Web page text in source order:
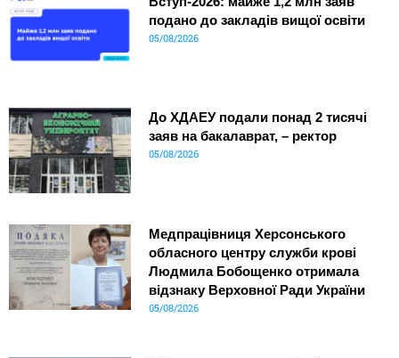
подано до закладів вищої освіти
05/08/2026
До ХДАЕУ подали понад 2 тисячі
заяв на бакалаврат, – ректор
05/08/2026
Медпрацівниця Херсонського
обласного центру служби крові
Людмила Бобощенко отримала
відзнаку Верховної Ради України
05/08/2026